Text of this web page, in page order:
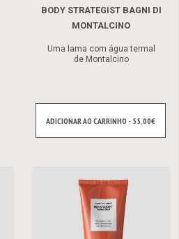
BODY STRATEGIST BAGNI DI
MONTALCINO
Uma lama com água termal
de Montalcino
ADICIONAR AO CARRINHO - 55.00€